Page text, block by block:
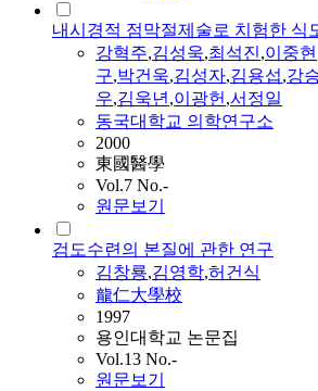
내시경적 점막절제술로 치험한 식
강혁주,김성욱,최석진,이중현
구,박건욱,김성자,김용섭,강
우,김욱년,이광헌,서정일
동국대학교 의학연구소
2000
東國醫學
Vol.7 No.-
원문보기
검도수련의 본질에 관한 연구
김창룡,김영학,허건식
龍仁大學校
1997
용인대학교 논문집
Vol.13 No.-
원문보기